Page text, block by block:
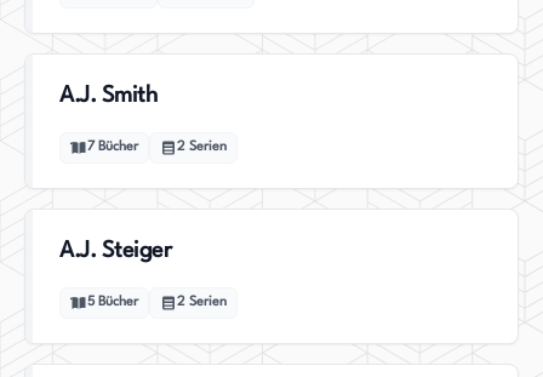
A.J. Smith
7 Bücher 2 Serien
A.J. Steiger
5 Bücher 2 Serien